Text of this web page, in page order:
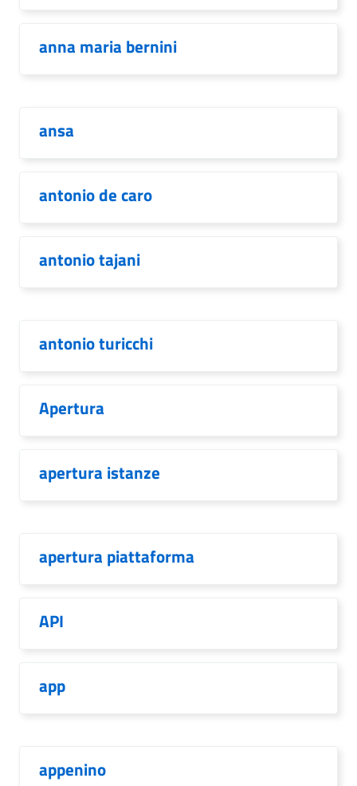
anna maria bernini
ansa
antonio de caro
antonio tajani
antonio turicchi
Apertura
apertura istanze
apertura piattaforma
API
app
appenino